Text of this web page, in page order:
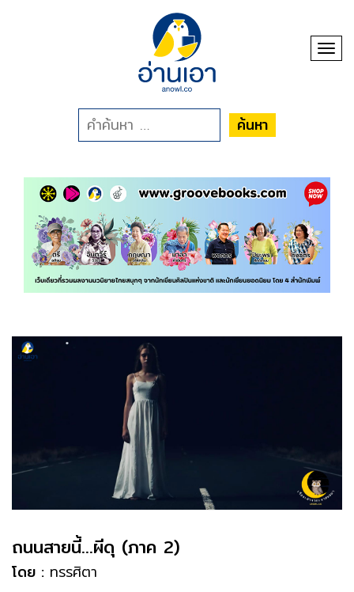
ค้นหา
ถนนสายนี้…ผีดุ (ภาค 2)
โดย : ทรรศิตา